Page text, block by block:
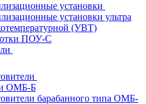
установки
установки ультра
(УВТ)
ПОУ-С
ОМБ-Б
барабанного типа ОМБ-